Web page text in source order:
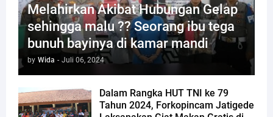
Melahirkan Akibat Hubungan Gelap
sehingga malu ?? Seorang ibu tega
bunuh bayinya di kamar mandi
by Wida - Juli 06, 2024
Dalam Rangka HUT TNI ke 79
Tahun 2024, Forkopincam Jatigede